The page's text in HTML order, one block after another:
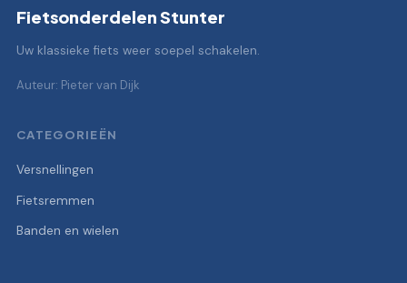
Fietsonderdelen Stunter
Uw klassieke fiets weer soepel schakelen.
Auteur: Pieter van Dijk
CATEGORIEËN
Versnellingen
Fietsremmen
Banden en wielen